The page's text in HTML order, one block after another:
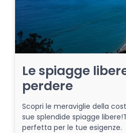
Le spiagge
perdere
Scopri le meraviglie della
sue splendide spiagge
perfetta per le tue esigenze.